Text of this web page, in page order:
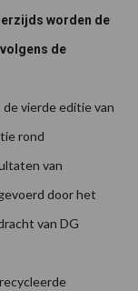
worden de
de
vierde editie van
rond
van
door het
van DG